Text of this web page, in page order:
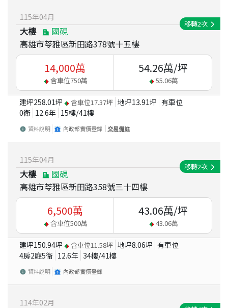
115年04月
大樓
國硯
高雄市苓雅區新田路378號十五樓
移轉2次
14,000萬
含車位750萬
54.26萬/坪
55.06萬
建坪258.01坪 含車位17.37坪 地坪13.91坪 有車位
0衛 12.6年 15樓/41樓
資料說明 內政部實價登錄 交易備註
115年04月
大樓
國硯
高雄市苓雅區新田路358號三十四樓
移轉2次
6,500萬
含車位500萬
43.06萬/坪
43.06萬
建坪150.94坪 含車位11.58坪 地坪8.06坪 有車位
4房2廳5衛 12.6年 34樓/41樓
資料說明 內政部實價登錄
114年02月